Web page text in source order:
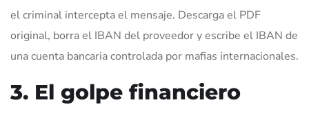
el criminal intercepta el mensaje. Descarga el PDF
original, borra el IBAN del proveedor y escribe el IBAN de
una cuenta bancaria controlada por mafias internacionales.
3. El golpe financiero